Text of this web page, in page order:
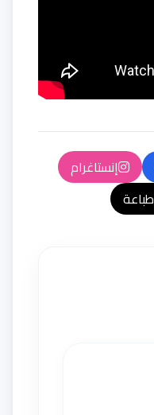
إنستاغرام
طباعة